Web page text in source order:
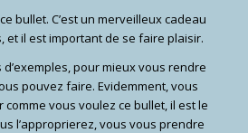
bullet. C’est un merveilleux cadeau
et il est important de se faire plaisir.
pour mieux vous rendre
pouvez faire. Evidemment, vous
vous voulez ce bullet, il est le
l’approprierez, vous vous prendre